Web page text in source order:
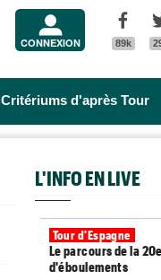
CONNEXION 89k
Critériums d'après Tour
L'INFO EN LIVE
Tour d'Espagne
Le parcours de la
d'éboulements